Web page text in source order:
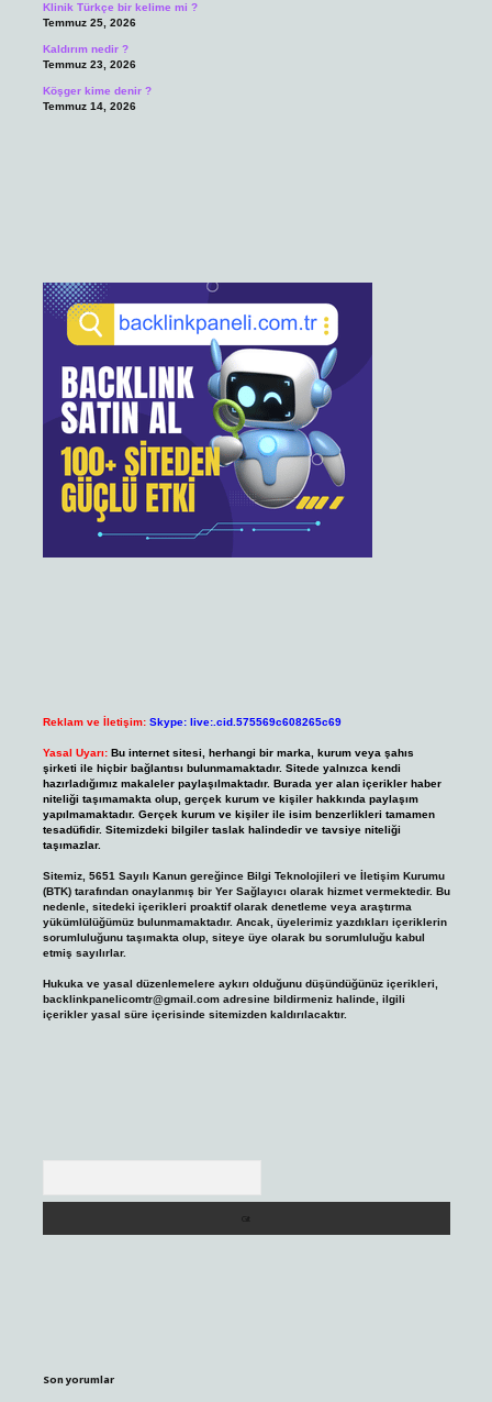
Klinik Türkçe bir kelime mi ?
Temmuz 25, 2026
Kaldırım nedir ?
Temmuz 23, 2026
Köşger kime denir ?
Temmuz 14, 2026
Reklam ve İletişim: Skype: live:.cid.575569c608265c69
Yasal Uyarı: Bu internet sitesi, herhangi bir marka, kurum veya şahıs
şirketi ile hiçbir bağlantısı bulunmamaktadır. Sitede yalnızca kendi
hazırladığımız makaleler paylaşılmaktadır. Burada yer alan içerikler haber
niteliği taşımamakta olup, gerçek kurum ve kişiler hakkında paylaşım
yapılmamaktadır. Gerçek kurum ve kişiler ile isim benzerlikleri tamamen
tesadüfidir. Sitemizdeki bilgiler taslak halindedir ve tavsiye niteliği
taşımazlar.
Sitemiz, 5651 Sayılı Kanun gereğince Bilgi Teknolojileri ve İletişim Kurumu
(BTK) tarafından onaylanmış bir Yer Sağlayıcı olarak hizmet vermektedir. Bu
nedenle, sitedeki içerikleri proaktif olarak denetleme veya araştırma
yükümlülüğümüz bulunmamaktadır. Ancak, üyelerimiz yazdıkları içeriklerin
sorumluluğunu taşımakta olup, siteye üye olarak bu sorumluluğu kabul
etmiş sayılırlar.
Hukuka ve yasal düzenlemelere aykırı olduğunu düşündüğünüz içerikleri,
backlinkpanelicomtr@gmail.comadresine bildirmeniz halinde, ilgili
içerikler yasal süre içerisinde sitemizden kaldırılacaktır.
Son yorumlar